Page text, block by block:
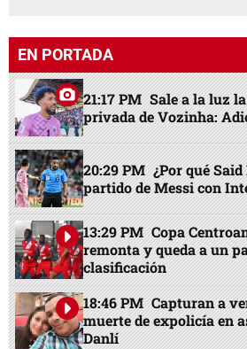
EN PORTADA
21:17 PM Sale a la luz
privada de Vozinha:
20:29 PM ¿Por qué
partido de Messi con
13:29 PM Copa
remonta y queda a un
clasificación
18:46 PM Capturan a
muerte de expolicía en
Danlí